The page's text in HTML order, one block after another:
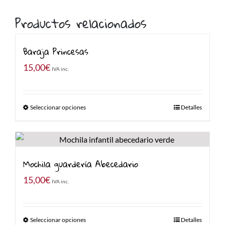
Productos relacionados
Baraja Princesas
15,00€ IVA inc.
Seleccionar opciones Detalles
Mochila guardería Abecedario
15,00€ IVA inc.
Seleccionar opciones Detalles